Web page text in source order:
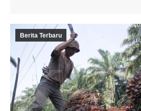
Berita Terbaru